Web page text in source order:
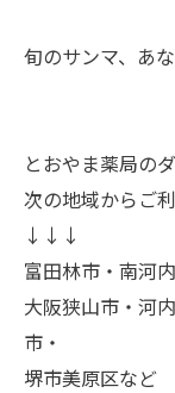
旬のサンマ、あ
とおやま薬局の
次の地域からご
↓↓↓
富田林市・南河
大阪狭山市・河
市・
堺市美原区など